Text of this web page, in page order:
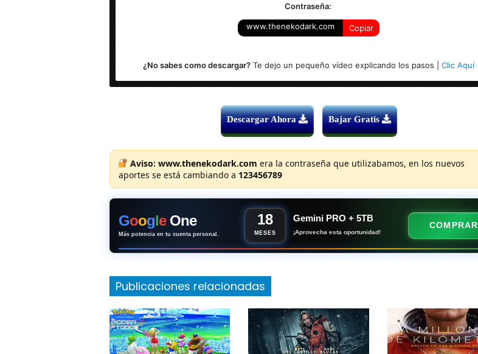
Contraseña:
www.thenekodark.com Copiar
¿No sabes como descargar? Te dejo un pequeño vídeo explicando los pasos |Clic Aquí
Descargar Ahora Bajar Gratis
Aviso: www.thenekodark.com era la contraseña que utilizabamos, en los nuevos
aportes se está cambiando a 123456789
Google One
Más potencia en tu cuenta personal.
18
MESES
Gemini PRO + 5TB
¡Aprovecha esta oportunidad!
COMPRAR
Publicaciones relacionadas